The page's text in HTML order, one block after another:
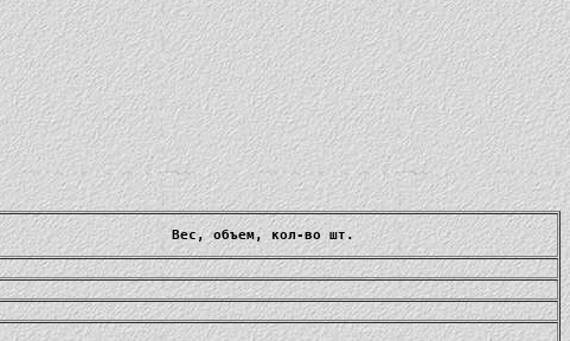
Вес, объем, кол-во шт.